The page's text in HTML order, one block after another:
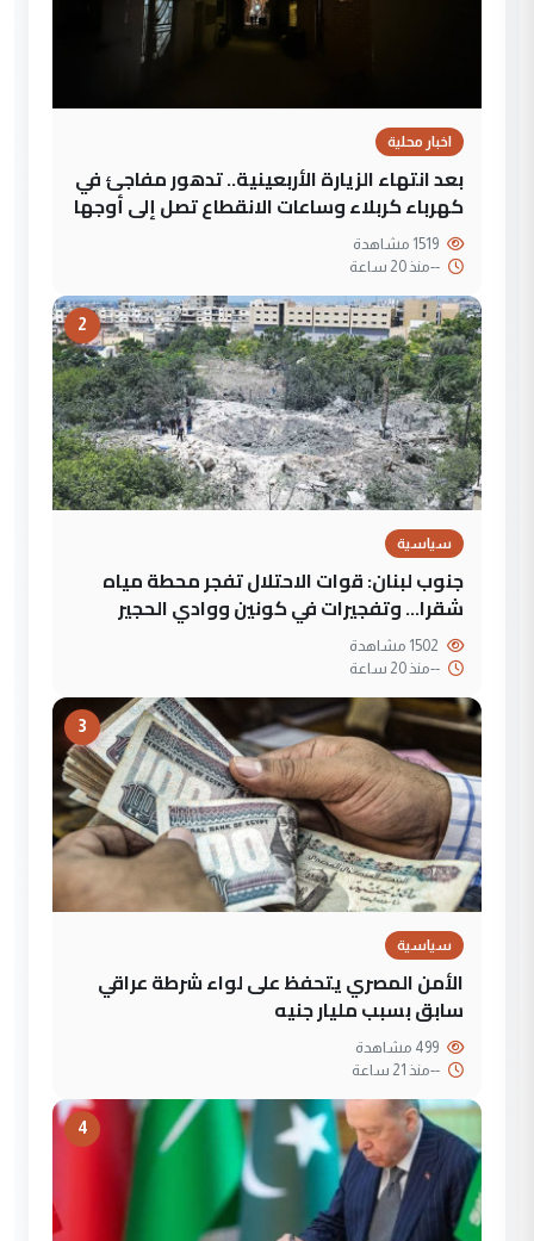
اخبار محلية
بعد انتهاء الزيارة الأربعينية.. تدهور مفاجئ في
كهرباء كربلاء وساعات الانقطاع تصل إلى أوجها
--منذ 20 ساعة
2
سياسية
جنوب لبنان: قوات الاحتلال تفجر محطة مياه
شقرا… وتفجيرات في كونين ووادي الحجير
--منذ 20 ساعة
3
سياسية
الأمن المصري يتحفظ على لواء شرطة عراقي
سابق بسبب مليار جنيه
--منذ 21 ساعة
4